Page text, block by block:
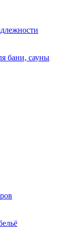
бани, сауны